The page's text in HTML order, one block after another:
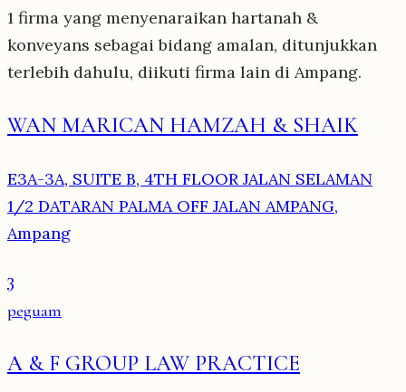
1 firma yang menyenaraikan hartanah &
konveyans sebagai bidang amalan, ditunjukkan
terlebih dahulu, diikuti firma lain di Ampang.
WAN MARICAN HAMZAH & SHAIK
E3A-3A, SUITE B, 4TH FLOOR JALAN SELAMAN
1/2 DATARAN PALMA OFF JALAN AMPANG,
Ampang
3
peguam
A & F GROUP LAW PRACTICE